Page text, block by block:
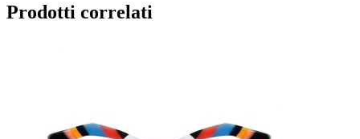
Prodotti correlati